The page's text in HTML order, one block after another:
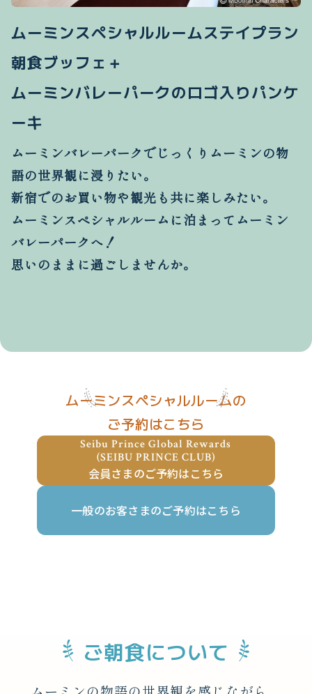
ムーミンスペシャルルームステイプラン
朝食ブッフェ＋
ムーミンバレーパークのロゴ入りパンケ
ーキ
ムーミンバレーパークでじっくりムーミンの物
語の世界観に浸りたい。
新宿でのお買い物や観光も共に楽しみたい。
ムーミンスペシャルルームに泊まってムーミン
バレーパークへ！
思いのままに過ごしませんか。
ムーミンスペシャルルームの
ご予約はこちら
Seibu Prince Global Rewards
(SEIBU PRINCE CLUB)
会員さまのご予約はこちら
一般のお客さまのご予約はこちら
ご朝食について